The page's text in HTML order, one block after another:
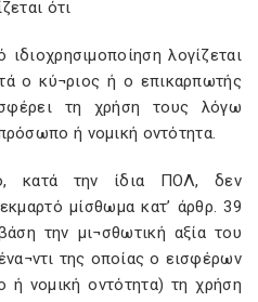
ότι
λογίζεται
ο κύ¬ριος ή ο επικαρπωτής
τη χρήση τους λόγω
ή νομική οντότητα.
κατά την ίδια ΠΟΛ, δεν
μίσθωμα κατ’ άρθρ. 39
την μι¬σθωτική αξία του
της οποίας ο εισφέρων
νομική οντότητα) τη χρήση